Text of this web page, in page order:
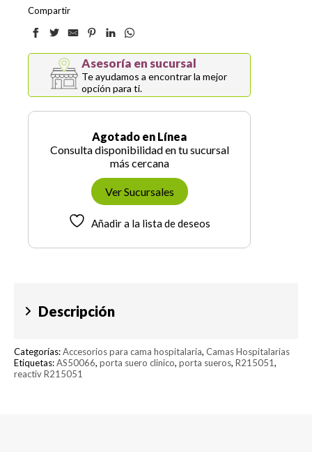
Compartir
Asesoría en sucursal
Te ayudamos a encontrar la mejor
opción para ti.
Agotado en Línea
Consulta disponibilidad en tu sucursal
más cercana
Ver Sucursales
Añadir a la lista de deseos
Descripción
Categorías:Accesorios para cama hospitalaria, Camas Hospitalarias
Etiquetas:AS50066, porta suero clinico, porta sueros, R215051,
reactiv R215051